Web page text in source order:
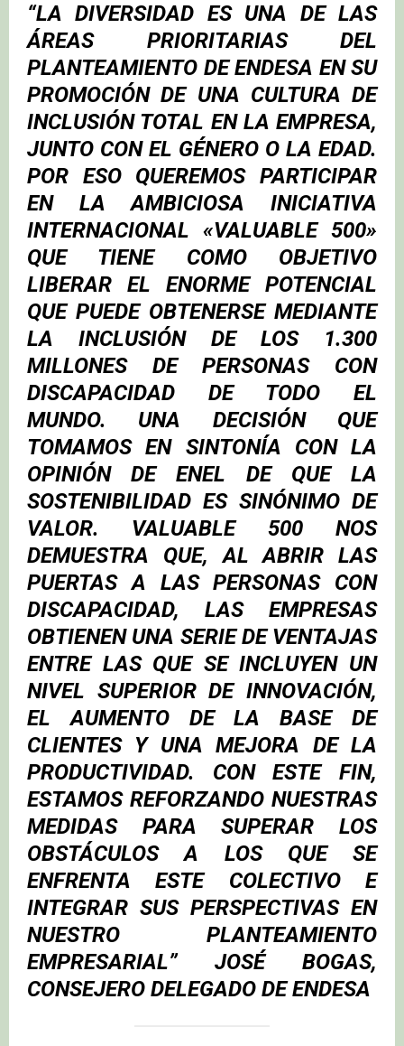
“LA DIVERSIDAD ES UNA DE LAS
ÁREAS PRIORITARIAS DEL
PLANTEAMIENTO DE ENDESA EN SU
PROMOCIÓN DE UNA CULTURA DE
INCLUSIÓN TOTAL EN LA EMPRESA,
JUNTO CON EL GÉNERO O LA EDAD.
POR ESO QUEREMOS PARTICIPAR
EN LA AMBICIOSA INICIATIVA
INTERNACIONAL «VALUABLE 500»
QUE TIENE COMO OBJETIVO
LIBERAR EL ENORME POTENCIAL
QUE PUEDE OBTENERSE MEDIANTE
LA INCLUSIÓN DE LOS 1.300
MILLONES DE PERSONAS CON
DISCAPACIDAD DE TODO EL
MUNDO. UNA DECISIÓN QUE
TOMAMOS EN SINTONÍA CON LA
OPINIÓN DE ENEL DE QUE LA
SOSTENIBILIDAD ES SINÓNIMO DE
VALOR. VALUABLE 500 NOS
DEMUESTRA QUE, AL ABRIR LAS
PUERTAS A LAS PERSONAS CON
DISCAPACIDAD, LAS EMPRESAS
OBTIENEN UNA SERIE DE VENTAJAS
ENTRE LAS QUE SE INCLUYEN UN
NIVEL SUPERIOR DE INNOVACIÓN,
EL AUMENTO DE LA BASE DE
CLIENTES Y UNA MEJORA DE LA
PRODUCTIVIDAD. CON ESTE FIN,
ESTAMOS REFORZANDO NUESTRAS
MEDIDAS PARA SUPERAR LOS
OBSTÁCULOS A LOS QUE SE
ENFRENTA ESTE COLECTIVO E
INTEGRAR SUS PERSPECTIVAS EN
NUESTRO PLANTEAMIENTO
EMPRESARIAL” JOSÉ BOGAS,
CONSEJERO DELEGADO DE ENDESA